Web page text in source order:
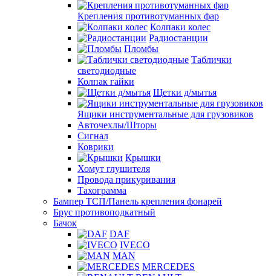
Крепления противотуманных фар
Колпаки колес
Радиостанции
Пломбы
Таблички
светодиодные
Колпак гайки
Щетки д/мытья
Ящики инструментальные для грузовиков
Авточехлы/Шторы
Сигнал
Коврики
Крышки
Хомут глушителя
Провода прикуривания
Тахограмма
Бампер ТСП/Панель крепления фонарей
Брус противоподкатный
Бачок
DAF
IVECO
MAN
MERCEDES